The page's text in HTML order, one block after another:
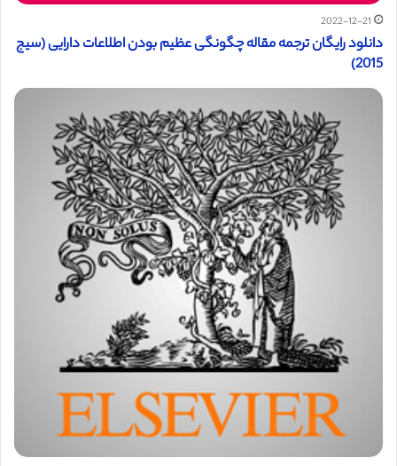
2022-12-21
دانلود رایگان ترجمه مقاله چگونگی عظیم بودن اطلاعات دارایی (سیج
2015)